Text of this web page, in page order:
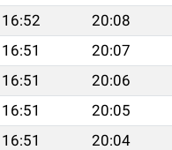
16:52 20:08
16:51 20:07
16:51 20:06
16:51 20:05
16:51 20:04